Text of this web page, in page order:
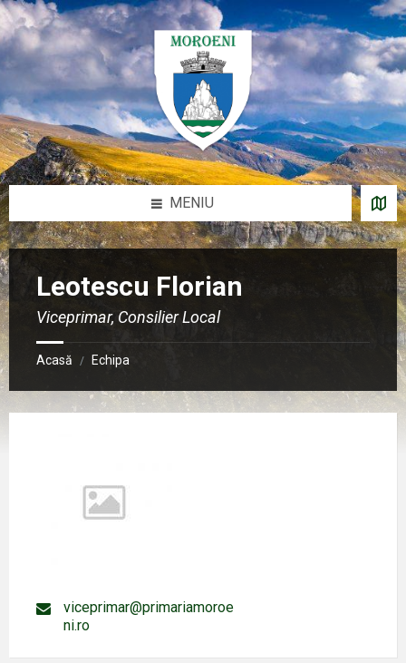
Sari
la
conținut
Salt
la
bara
laterală
stângă
Salt
la
bara
laterală
dreaptă
Salt
la
subsol
MENIU
Leotescu Florian
Viceprimar, Consilier Local
Acasă / Echipa
viceprimar@primariamoroe
ni.ro